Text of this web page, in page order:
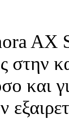
AX
στην
και